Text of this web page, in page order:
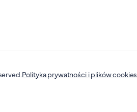
Polityka prywatności i plików cookies